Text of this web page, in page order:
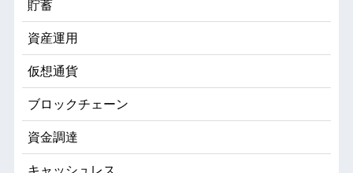
貯蓄
資産運用
仮想通貨
ブロックチェーン
資金調達